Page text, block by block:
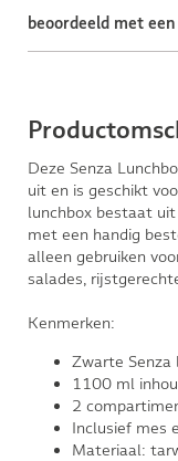
beoordeeld met
Deze Senza
uit en is geschikt
lunchbox bestaat
met een handig
alleen gebruiken
salades,
Kenmerken:
Zwarte Senza
1100 ml
2
Inclusief mes
Materiaal: